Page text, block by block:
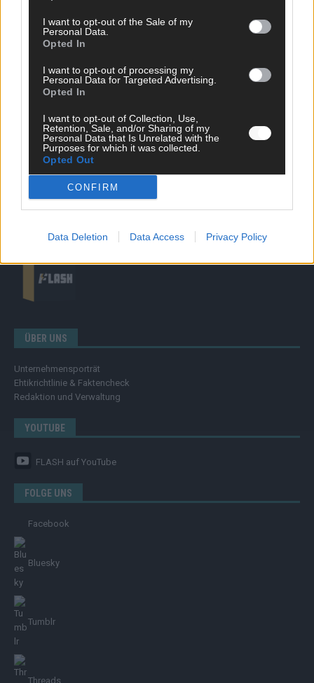
I want to opt-out of the Sale of my
Personal Data.
Opted In
I want to opt-out of processing my
Personal Data for Targeted Advertising.
Opted In
I want to opt-out of Collection, Use,
Retention, Sale, and/or Sharing of my
Personal Data that Is Unrelated with the
Purposes for which it was collected.
Opted Out
CONFIRM
Data Deletion Data Access Privacy Policy
SCHNELL ZUM RESSORT
Nachrichten
Ratgeber
Wissen
Kommentar
Streams & Storys
ÜBER UNS
Unternehmensporträt
Ehtikrichtlinie & Faktencheck
Redaktion und Verwaltung
YOUTUBE
FLASH auf YouTube
FOLGE UNS
Facebook
Bluesky
Tumblr
Threads